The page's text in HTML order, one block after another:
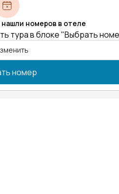
номеров в отеле
тура в блоке "Выбрать
номер